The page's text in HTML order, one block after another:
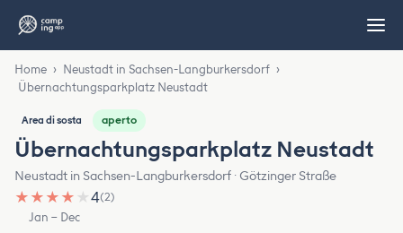
Home › Neustadt in Sachsen-Langburkersdorf ›
Übernachtungsparkplatz Neustadt
Area di sosta aperto
Übernachtungsparkplatz Neustadt
Neustadt in Sachsen-Langburkersdorf · Götzinger Straße
★ ★ ★ ★ ★4(2)
Jan – Dec